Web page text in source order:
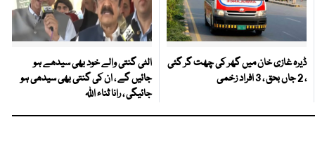
ڈیرہ غازی خان میں گھر کی چھت گر گئی
، 2 جاں بحق ، 3 افراد زخمی
الٹی گنتی والے خود بھی سیدھے ہو
جائیں گے ، ان کی گنتی بھی سیدھی ہو
جائیگی ، رانا ثناء اللہ